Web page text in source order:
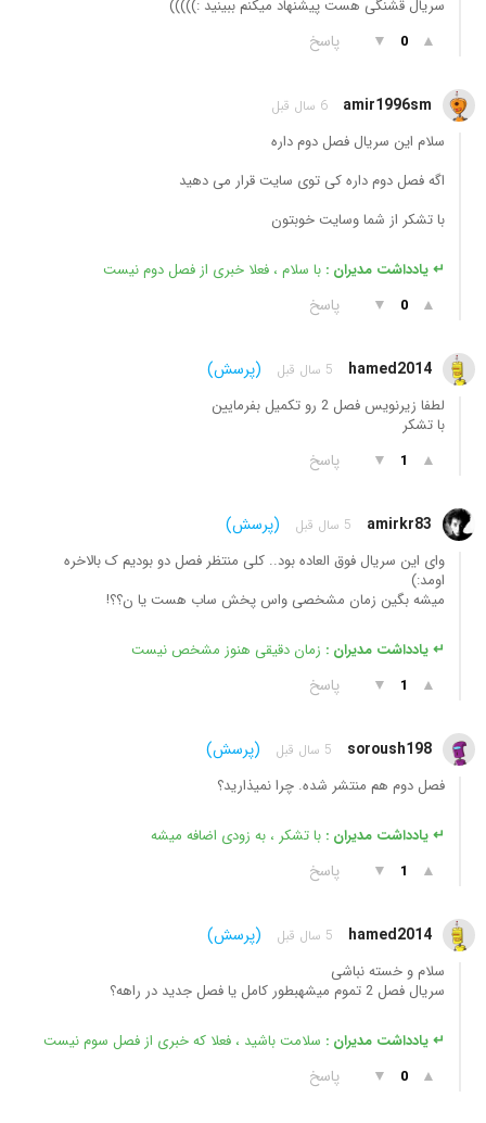
سریال قشنگی هست پیشنهاد میکنم ببینید :)))))
▲
0
▼ پاسخ
amir1996sm 6 سال قبل
سلام این سریال فصل دوم داره
اگه فصل دوم داره کی توی سایت قرار می دهید
با تشکر از شما وسایت خوبتون
↵ یادداشت مدیران : با سلام ، فعلا خبری از فصل دوم نیست
▲
0
▼ پاسخ
hamed2014 5 سال قبل (پرسش)
لطفا زیرنویس فصل 2 رو تکمیل بفرمایین
با تشکر
▲
1
▼ پاسخ
amirkr83 5 سال قبل (پرسش)
وای این سریال فوق العاده بود.. کلی منتظر فصل دو بودیم ک بالاخره
اومد:)
میشه بگین زمان مشخصی واس پخش ساب هست یا ن؟؟!
↵ یادداشت مدیران : زمان دقیقی هنوز مشخص نیست
▲
1
▼ پاسخ
soroush198 5 سال قبل (پرسش)
فصل دوم هم منتشر شده. چرا نمیذارید؟
↵ یادداشت مدیران : با تشکر ، به زودی اضافه میشه
▲
1
▼ پاسخ
hamed2014 5 سال قبل (پرسش)
سلام و خسته نباشی
سریال فصل 2 تموم میشهبطور کامل یا فصل جدید در راهه؟
↵ یادداشت مدیران : سلامت باشید ، فعلا که خبری از فصل سوم نیست
▲
0
▼ پاسخ